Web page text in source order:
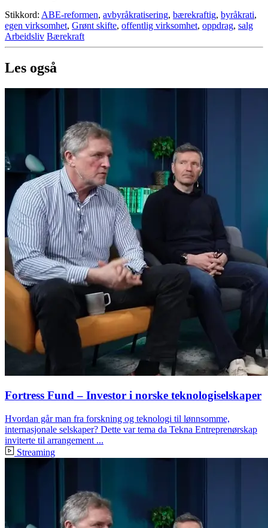
Stikkord: ABE-reformen, avbyråkratisering, bærekraftig, byråkrati,
egen virksomhet, Grønt skifte, offentlig virksomhet, oppdrag, salg
Arbeidsliv Bærekraft
Les også
Fortress Fund – Investor i norske teknologiselskaper
Hvordan går man fra forskning og teknologi til lønnsomme,
internasjonale selskaper? Dette var tema da Tekna Entreprenørskap
inviterte til arrangement ...
Streaming